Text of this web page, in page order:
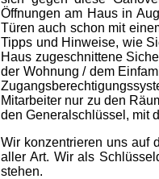
Öffnungen am Haus in
Türen auch schon mit
Tipps und Hinweise, wie
Haus zugeschnittene
der Wohnung / dem
Mitarbeiter nur zu den
den Generalschlüssel, mit
Wir konzentrieren uns auf
aller Art. Wir als
stehen.